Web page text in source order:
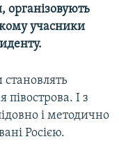
організовують
учасники
півострова. І з
і методично
Росією.